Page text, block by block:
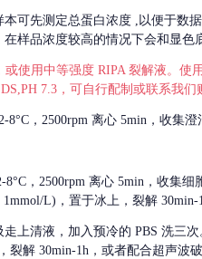
可先测定总蛋白浓度 ,以便于数
样品浓度较高的情况下会和显色
或使用中等强度 RIPA 裂解液。使
7.3，可自行配制或联系我们
8°C，2500rpm 离心 5min，收集
8°C，2500rpm 离心 5min，收集
L)，置于冰上，裂解 30min-
上清液，加入预冷的 PBS 洗三
解 30min-1h，或者配合超声波破